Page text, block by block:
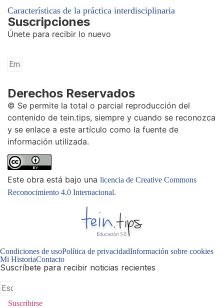
Características de la práctica interdisciplinaria
Suscripciones
Únete para recibir lo nuevo
Derechos Reservados
© Se permite la total o parcial reproducción del
contenido de tein.tips, siempre y cuando se reconozca
y se enlace a este artículo como la fuente de
información utilizada.
Este obra está bajo una licencia de Creative Commons
Reconocimiento 4.0 Internacional.
Condiciones de usoPolítica de privacidadInformación sobre cookies
Mi HistoriaContacto
Suscríbete para recibir noticias recientes
Suscribirse